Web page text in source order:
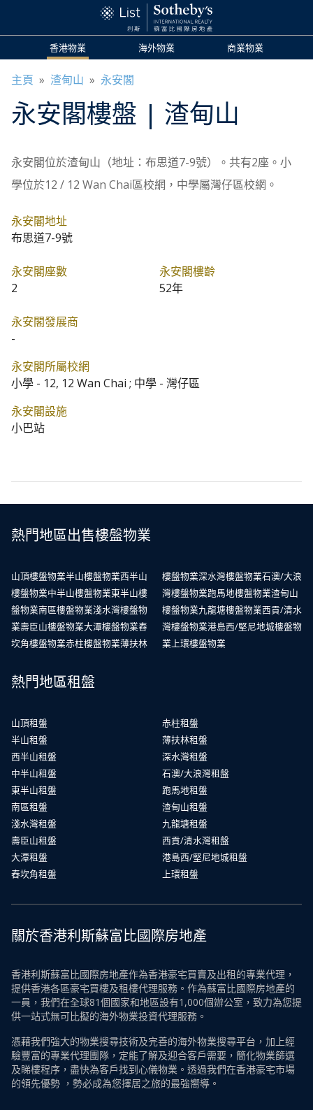
香港物業 海外物業 商業物業
主頁 » 渣甸山 » 永安閣
永安閣樓盤 | 渣甸山
永安閣位於渣甸山（地址：布思道7-9號）。共有2座。小
學位於12 / 12 Wan Chai區校網，中學屬灣仔區校網。
永安閣地址
布思道7-9號
永安閣座數
2
永安閣樓齡
52年
永安閣發展商
-
永安閣所屬校網
小學 - 12, 12 Wan Chai ; 中學 - 灣仔區
永安閣設施
小巴站
熱門地區出售樓盤物業
山頂樓盤物業半山樓盤物業西半山
樓盤物業中半山樓盤物業東半山樓
盤物業南區樓盤物業淺水灣樓盤物
業壽臣山樓盤物業大潭樓盤物業舂
坎角樓盤物業赤柱樓盤物業薄扶林
樓盤物業深水灣樓盤物業石澳/大浪
灣樓盤物業跑馬地樓盤物業渣甸山
樓盤物業九龍塘樓盤物業西貢/清水
灣樓盤物業港島西/堅尼地城樓盤物
業 上環樓盤物業
熱門地區租盤
山頂租盤
半山租盤
西半山租盤
中半山租盤
東半山租盤
南區租盤
淺水灣租盤
壽臣山租盤
大潭租盤
舂坎角租盤
赤柱租盤
薄扶林租盤
深水灣租盤
石澳/大浪灣租盤
跑馬地租盤
渣甸山租盤
九龍塘租盤
西貢/清水灣租盤
港島西/堅尼地城租盤
上環租盤
關於香港利斯蘇富比國際房地產
香港利斯蘇富比國際房地產作為香港豪宅買賣及出租的專業代理，
提供香港各區豪宅買樓及租樓代理服務。作為蘇富比國際房地產的
一員，我們在全球81個國家和地區設有1,000個辦公室，致力為您提
供一站式無可比擬的海外物業投資代理服務。
憑藉我們強大的物業搜尋技術及完善的海外物業搜尋平台，加上經
驗豐富的專業代理團隊，定能了解及迎合客戶需要，簡化物業篩選
及睇樓程序，盡快為客戶找到心儀物業。透過我們在香港豪宅市場
的領先優勢 ，勢必成為您擇居之旅的最強嚮導。